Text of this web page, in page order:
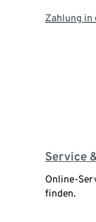
Zahlung in
Service
Online-
finden.